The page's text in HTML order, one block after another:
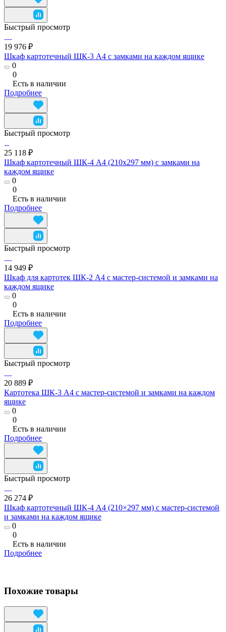
Быстрый просмотр
19 976 ₽
Шкаф картотечный ШК-3 А4 с замками на каждом ящике
0
0
Есть в наличии
Подробнее
Быстрый просмотр
25 118 ₽
Шкаф картотечный ШК-4 А4 (210х297 мм) с замками на
каждом ящике
0
0
Есть в наличии
Подробнее
Быстрый просмотр
14 949 ₽
Шкаф для картотек ШК-2 А4 с мастер-системой и замками на
каждом ящике
0
0
Есть в наличии
Подробнее
Быстрый просмотр
20 889 ₽
Картотека ШК-3 А4 с мастер-системой и замками на каждом
ящике
0
0
Есть в наличии
Подробнее
Быстрый просмотр
26 274 ₽
Шкаф картотечный ШК-4 А4 (210×297 мм) с мастер-системой
и замками на каждом ящике
0
0
Есть в наличии
Подробнее
Похожие товары